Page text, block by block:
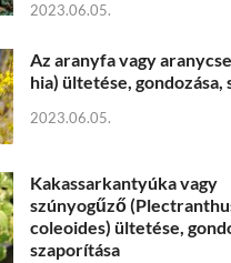
2023.06.05.
Az aranyfa vagy
hia) ültetése, gondozása,
2023.06.05.
Kakassarkantyúka vagy
szúnyogűző
coleoides) ültetése,
szaporítása